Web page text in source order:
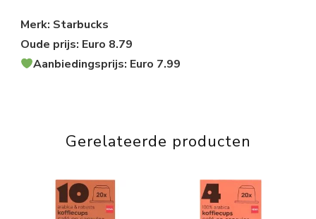
Merk: Starbucks
Oude prijs: Euro 8.79
Aanbiedingsprijs: Euro 7.99
Gerelateerde producten